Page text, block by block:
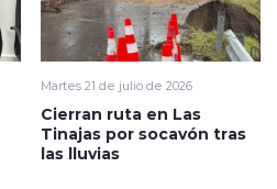
Martes 21 de julio de 2026
Cierran ruta en Las
Tinajas por socavón tras
las lluvias